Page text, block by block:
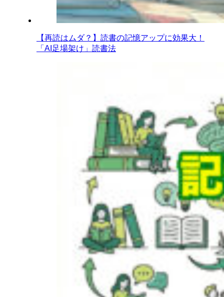
【再読はムダ？】読書の記憶アップに効果大！
「AI足場架け」読書法